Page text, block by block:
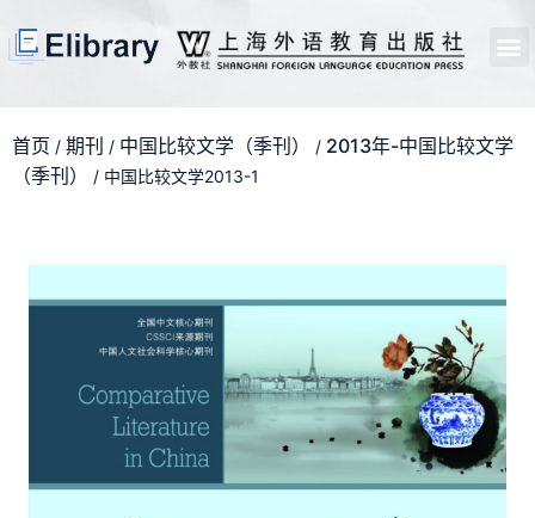
首页 / 期刊 / 中国比较文学（季刊） / 2013年-中国比较文学
（季刊）
/ 中国比较文学2013-1